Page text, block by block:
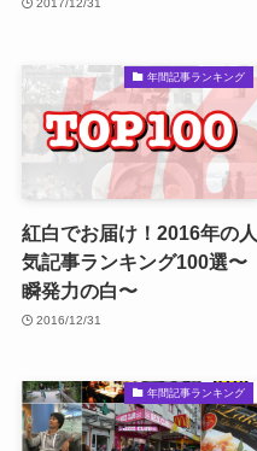
2017/12/31
年間記事ランキング
紅白でお届け！2016年の人
気記事ランキング100選〜
瞬発力の白〜
2016/12/31
年間記事ランキング